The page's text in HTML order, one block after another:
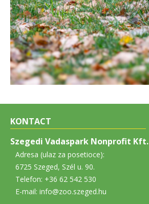
KONTACT
Szegedi Vadaspark Nonprofit Kft.
Adresa (ulaz za posetioce):
6725 Szeged, Szél u. 90.
Telefon: +36 62 542 530
E-mail: info@zoo.szeged.hu